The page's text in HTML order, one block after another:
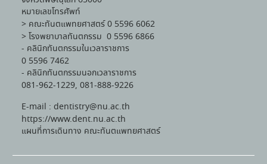
หมายเลขโทรศัพท์
> คณะทันตแพทยศาสตร์ 0 5596 6062
> โรงพยาบาลทันตกรรม 0 5596 6866
- คลินิกทันตกรรมในเวลาราชการ
0 5596 7462
- คลินิกทันตกรรมนอกเวลาราชการ
081-962-1229, 081-888-9226
E-mail : dentistry@nu.ac.th
https://www.dent.nu.ac.th
แผนที่การเดินทาง คณะทันตแพทยศาสตร์